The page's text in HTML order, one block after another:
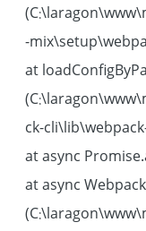
-
at
ck-
at async